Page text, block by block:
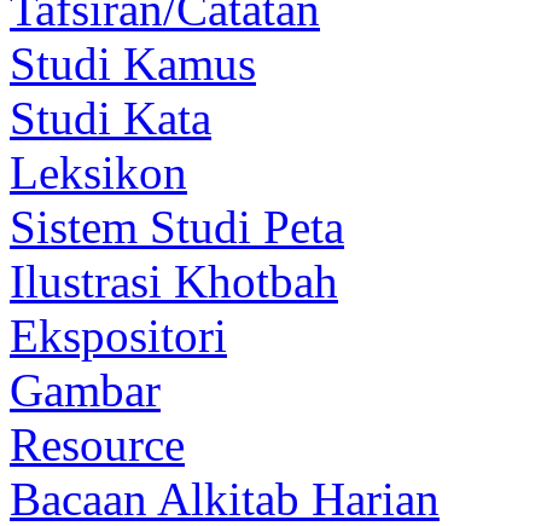
Studi Kamus
Studi Kata
Leksikon
Sistem Studi Peta
Ilustrasi Khotbah
Ekspositori
Gambar
Resource
Bacaan Alkitab Harian